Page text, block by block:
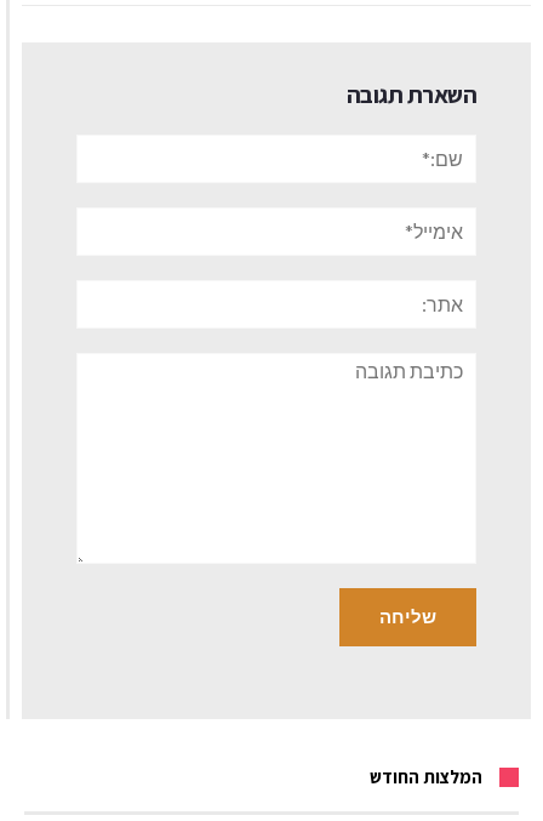
השארת תגובה
תגובה
המלצות החודש